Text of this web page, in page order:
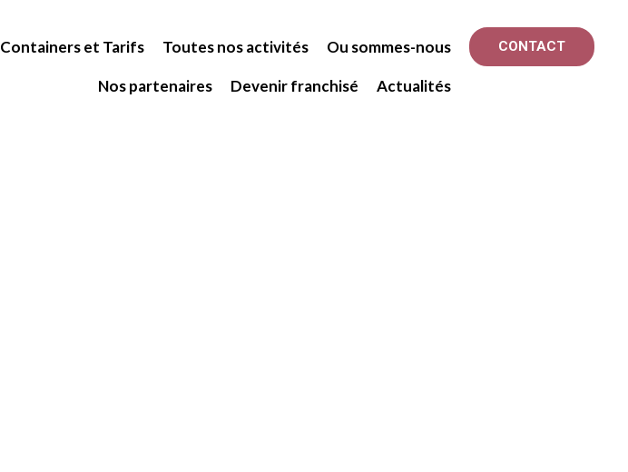
Containers et Tarifs Toutes nos activités Ou sommes-nous
Nos partenaires Devenir franchisé Actualités
CONTACT